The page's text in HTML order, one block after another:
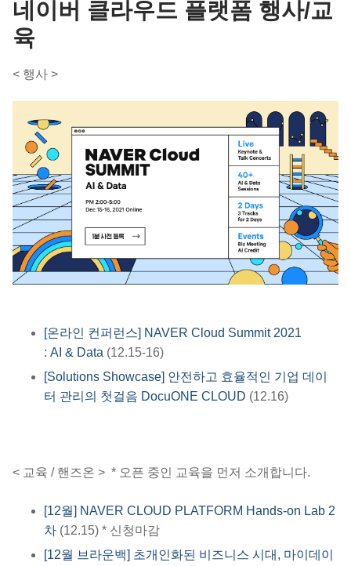
네이버 클라우드 플랫폼 행사/교
육
​​< 행사 >​​
[온라인 컨퍼런스] NAVER Cloud Summit 2021
: AI & Data (12.15-16)
[Solutions Showcase] 안전하고 효율적인 기업 데이
터 관리의 첫걸음 DocuONE CLOUD (12.16)
< 교육 / 핸즈온 > * 오픈 중인 교육을 먼저 소개합니다. ​​
[12월] NAVER CLOUD PLATFORM Hands-on Lab 2
차 (12.15) * 신청마감​
[12월 브라운백] 초개인화된 비즈니스 시대, 마이데이